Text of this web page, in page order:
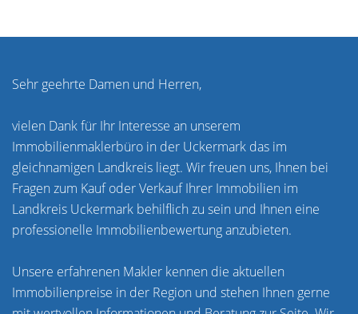
Sehr geehrte Damen und Herren,
vielen Dank für Ihr Interesse an unserem
Immobilienmaklerbüro in der Uckermark das im
gleichnamigen Landkreis liegt. Wir freuen uns, Ihnen bei
Fragen zum Kauf oder Verkauf Ihrer Immobilien im
Landkreis Uckermark behilflich zu sein und Ihnen eine
professionelle Immobilienbewertung anzubieten.
Unsere erfahrenen Makler kennen die aktuellen
Immobilienpreise in der Region und stehen Ihnen gerne